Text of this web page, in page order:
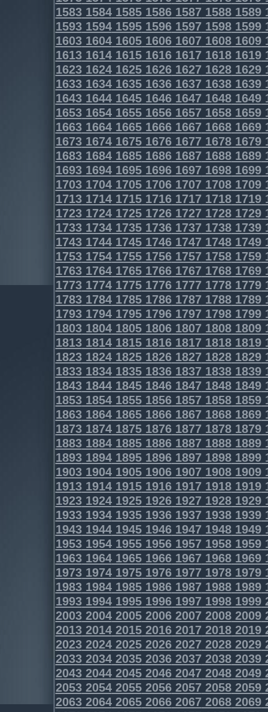
1583158415851586158715881589
1593159415951596159715981599
1603160416051606160716081609
1613161416151616161716181619
1623162416251626162716281629
1633163416351636163716381639
1643164416451646164716481649
1653165416551656165716581659
1663166416651666166716681669
1673167416751676167716781679
1683168416851686168716881689
1693169416951696169716981699
1703170417051706170717081709
1713171417151716171717181719
1723172417251726172717281729
1733173417351736173717381739
1743174417451746174717481749
1753175417551756175717581759
1763176417651766176717681769
1773177417751776177717781779
1783178417851786178717881789
1793179417951796179717981799
1803180418051806180718081809
1813181418151816181718181819
1823182418251826182718281829
1833183418351836183718381839
1843184418451846184718481849
1853185418551856185718581859
1863186418651866186718681869
1873187418751876187718781879
1883188418851886188718881889
1893189418951896189718981899
1903190419051906190719081909
1913191419151916191719181919
1923192419251926192719281929
1933193419351936193719381939
1943194419451946194719481949
1953195419551956195719581959
1963196419651966196719681969
1973197419751976197719781979
1983198419851986198719881989
1993199419951996199719981999
2003200420052006200720082009
2013201420152016201720182019
2023202420252026202720282029
2033203420352036203720382039
2043204420452046204720482049
2053205420552056205720582059
2063206420652066206720682069